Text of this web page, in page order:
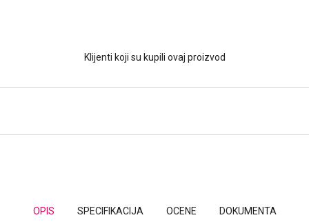
Klijenti koji su kupili ovaj proizvod
OPIS SPECIFIKACIJA OCENE DOKUMENTA